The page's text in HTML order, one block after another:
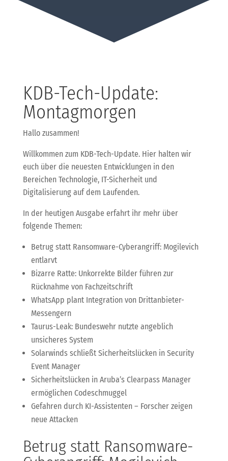
KDB-Tech-Update:
Montagmorgen
Hallo zusammen!
Willkommen zum KDB-Tech-Update. Hier halten wir
euch über die neuesten Entwicklungen in den
Bereichen Technologie, IT-Sicherheit und
Digitalisierung auf dem Laufenden.
In der heutigen Ausgabe erfahrt ihr mehr über
folgende Themen:
Betrug statt Ransomware-Cyberangriff: Mogilevich
entlarvt
Bizarre Ratte: Unkorrekte Bilder führen zur
Rücknahme von Fachzeitschrift
WhatsApp plant Integration von Drittanbieter-
Messengern
Taurus-Leak: Bundeswehr nutzte angeblich
unsicheres System
Solarwinds schließt Sicherheitslücken in Security
Event Manager
Sicherheitslücken in Aruba’s Clearpass Manager
ermöglichen Codeschmuggel
Gefahren durch KI-Assistenten – Forscher zeigen
neue Attacken
Betrug statt Ransomware-